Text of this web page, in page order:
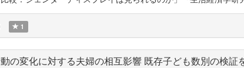
1
の変化に対する夫婦の相互影響 既存子ども数別の検証